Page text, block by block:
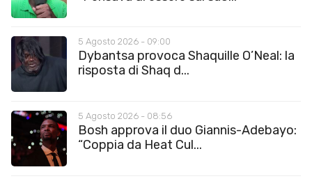
5 Agosto 2026 - 09:00
Dybantsa provoca Shaquille O’Neal: la
risposta di Shaq d...
5 Agosto 2026 - 08:56
Bosh approva il duo Giannis-Adebayo:
“Coppia da Heat Cul...